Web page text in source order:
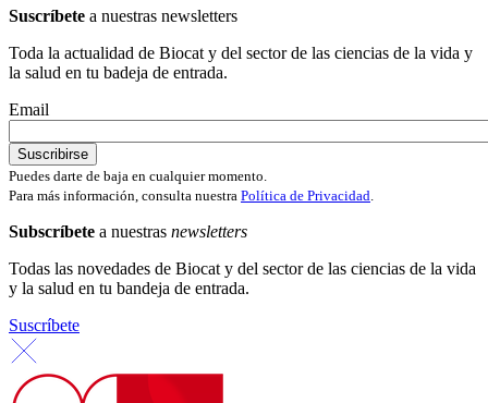
Suscríbete a nuestras newsletters
Toda la actualidad de Biocat y del sector de las ciencias de la vida y
la salud en tu badeja de entrada.
Email
Puedes darte de baja en cualquier momento.
Para más información, consulta nuestra Política de Privacidad
Subscríbete a nuestras newsletters
Todas las novedades de Biocat y del sector de las ciencias de la vida
y la salud en tu bandeja de entrada.
Suscríbete